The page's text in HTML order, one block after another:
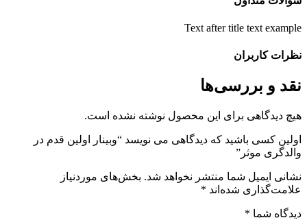
Text after title text
کاربران
و بررسی‌ها
دیدگاهی برای این محصول نوشته نشده است.
کسی باشید که دیدگاهی می نویسد “وبینار اولین قدم در
موثر”
ایمیل شما منتشر نخواهد شد. بخش‌های موردنیاز
شده‌اند*
شما*